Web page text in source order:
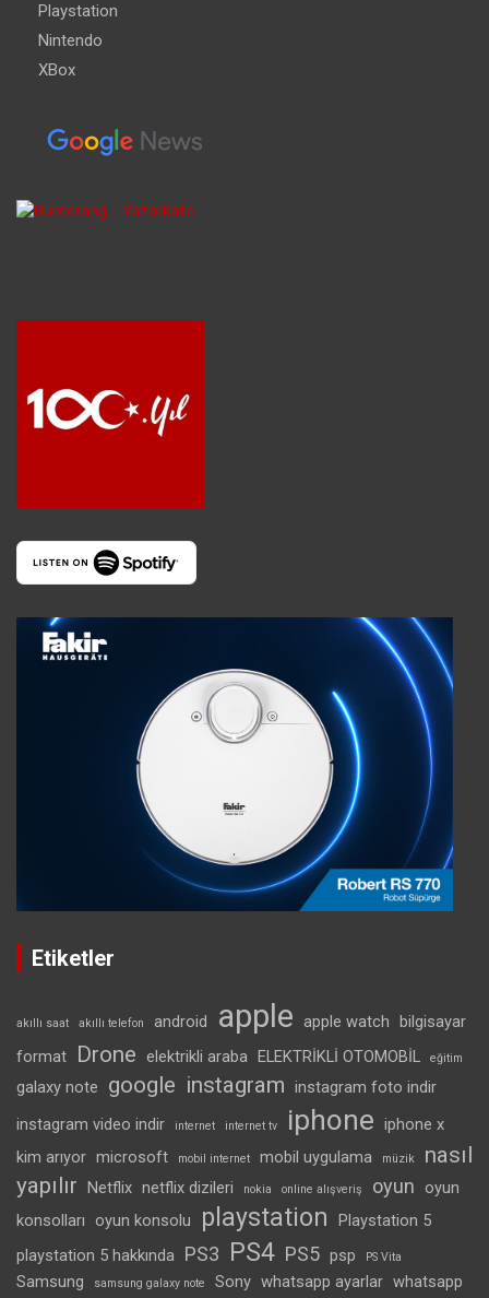
Playstation
Nintendo
XBox
Etiketler
akıllı saat akıllı telefon android apple apple watch bilgisayar
format
Drone elektrikli araba ELEKTRİKLİ OTOMOBİL eğitim
galaxy note google instagram instagram foto indir
instagram video indir
internet internet tv iphone iphone x
kim arıyor microsoft mobil internet mobil uygulama müzik
nasıl
yapılır Netflix netflix dizileri nokia online alışveriş oyun
oyun
konsolları
oyun konsolu playstation
Playstation 5
playstation 5 hakkında PS3 PS4 PS5 psp PS Vita
Samsung samsung galaxy note Sony whatsapp ayarlar whatsapp